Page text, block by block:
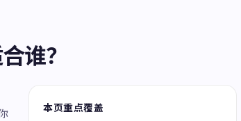
谁？
本页重点覆盖